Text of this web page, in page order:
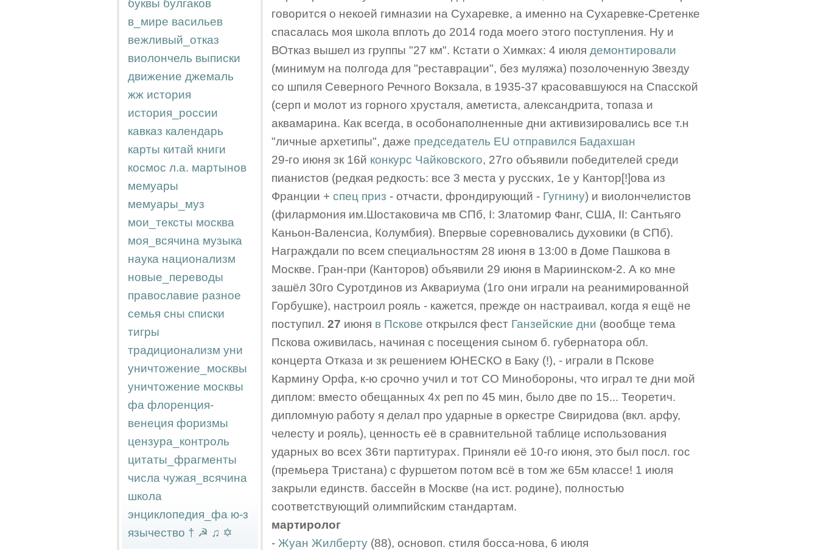
буквы булгаков
в_мире васильев
вежливый_отказ
виолончель выписки
движение джемаль
жж история
история_россии
кавказ календарь
карты китай книги
космос л.а. мартынов
мемуары
мемуары_муз
мои_тексты москва
моя_всячина музыка
наука национализм
новые_переводы
православие разное
семья сны списки
тигры
традиционализм уни
уничтожение_москвы
уничтожение москвы
фа флоренция-
венеция форизмы
цензура_контроль
цитаты_фрагменты
числа чужая_всячина
школа
энциклопедия_фа ю-з
язычество † ☭ ♫ ✡
говорится о некоей гимназии на Сухаревке, а именно на Сухаревке-Сретенке
спасалась моя школа вплоть до 2014 года моего этого поступления. Ну и
ВОтказ вышел из группы "27 км". Кстати о Химках: 4 июля демонтировали
(минимум на полгода для "реставрации", без муляжа) позолоченную Звезду
со шпиля Северного Речного Вокзала, в 1935-37 красовавшуюся на Спасской
(серп и молот из горного хрусталя, аметиста, александрита, топаза и
аквамарина. Как всегда, в особонаполненные дни активизировались все т.н
"личные архетипы", даже председатель EU отправился Бадахшан
29-го июня зк 16й конкурс Чайковского, 27го объявили победителей среди
пианистов (редкая редкость: все 3 места у русских, 1е у Кантор[!]ова из
Франции + спец приз - отчасти, фрондирующий - Гугнину) и виолончелистов
(филармония им.Шостаковича мв СПб, I: Златомир Фанг, США, II: Сантьяго
Каньон-Валенсиа, Колумбия). Впервые соревновались духовики (в СПб).
Награждали по всем специальностям 28 июня в 13:00 в Доме Пашкова в
Москве. Гран-при (Канторов) объявили 29 июня в Мариинском-2. А ко мне
зашёл 30го Суротдинов из Аквариума (1го они играли на реанимированной
Горбушке), настроил рояль - кажется, прежде он настраивал, когда я ещё не
поступил. 27 июня в Пскове открылся фест Ганзейские дни (вообще тема
Пскова оживилась, начиная с посещения сыном б. губернатора обл.
концерта Отказа и зк решением ЮНЕСКО в Баку (!), - играли в Пскове
Кармину Орфа, к-ю срочно учил и тот СО Минобороны, что играл те дни мой
диплом: вместо обещанных 4х реп по 45 мин, было две по 15... Теоретич.
дипломную работу я делал про ударные в оркестре Свиридова (вкл. арфу,
челесту и рояль), ценность её в сравнительной таблице использования
ударных во всех 36ти партитурах. Приняли её 10-го июня, это был посл. гос
(премьера Тристана) с фуршетом потом всё в том же 65м классе! 1 июля
закрыли единств. бассейн в Москве (на ист. родине), полностью
соответствующий олимпийским стандартам.
мартиролог
- Жуан Жилберту (88), основоп. стиля босса-нова, 6 июля